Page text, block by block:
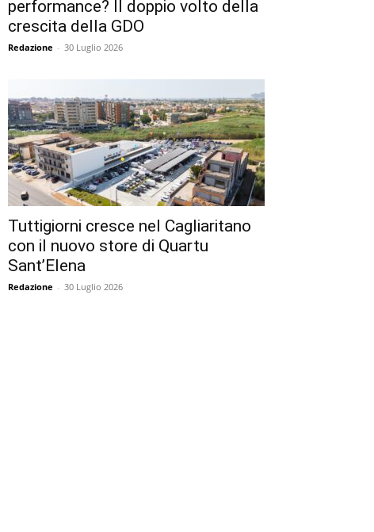
performance? Il doppio volto della
crescita della GDO
Redazione - 30 Luglio 2026
Tuttigiorni cresce nel Cagliaritano
con il nuovo store di Quartu
Sant’Elena
Redazione - 30 Luglio 2026